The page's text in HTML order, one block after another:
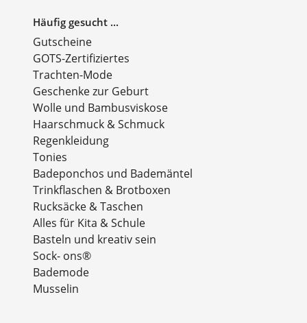
Häufig gesucht ...
Gutscheine
GOTS-Zertifiziertes
Trachten-Mode
Geschenke zur Geburt
Wolle und Bambusviskose
Haarschmuck & Schmuck
Regenkleidung
Tonies
Badeponchos und Bademäntel
Trinkflaschen & Brotboxen
Rucksäcke & Taschen
Alles für Kita & Schule
Basteln und kreativ sein
Sock- ons®
Bademode
Musselin